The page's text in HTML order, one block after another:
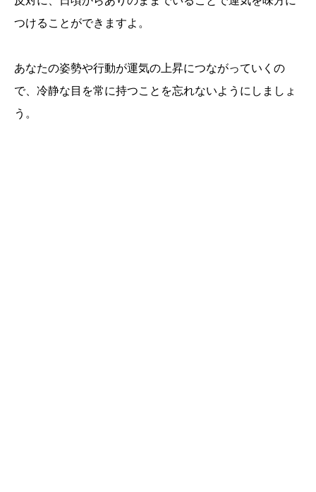
つけることができますよ。
あなたの姿勢や行動が運気の上昇につながっていくの
で、冷静な目を常に持つことを忘れないようにしましょ
う。